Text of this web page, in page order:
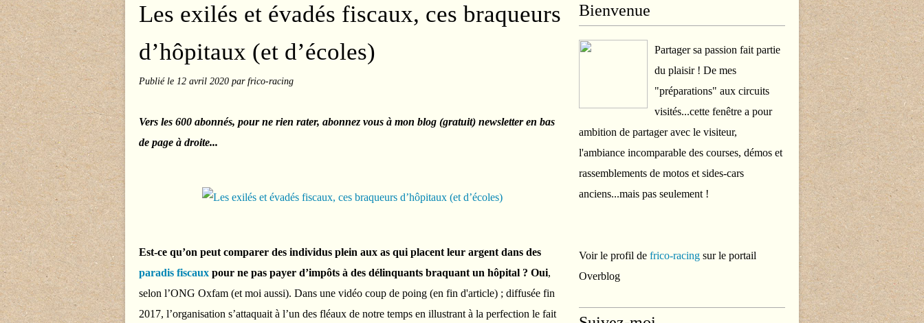
Les exilés et évadés fiscaux, ces braqueurs
d’hôpitaux (et d’écoles)
Publié le 12 avril 2020 par frico-racing
Vers les 600 abonnés, pour ne rien rater, abonnez vous à mon blog (gratuit) newsletter en bas
de page à droite...
Est-ce qu’on peut comparer des individus plein aux as qui placent leur argent dans des
paradis fiscaux pour ne pas payer d’impôts à des délinquants braquant un hôpital ? Oui,
selon l’ONG Oxfam (et moi aussi). Dans une vidéo coup de poing (en fin d'article) ; diffusée fin
2017, l’organisation s’attaquait à l’un des fléaux de notre temps en illustrant à la perfection le fait
Bienvenue
Partager sa passion fait partie
du plaisir ! De mes
"préparations" aux circuits
visités...cette fenêtre a pour
ambition de partager avec le visiteur,
l'ambiance incomparable des courses, démos et
rassemblements de motos et sides-cars
anciens...mais pas seulement !
Voir le profil de frico-racing sur le portail
Overblog